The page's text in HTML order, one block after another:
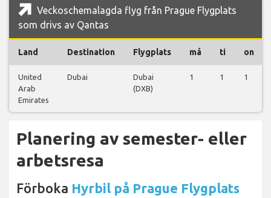
Veckoschemalagda flyg från Prague Flygplats
som drivs av Qantas
Land Destination Flygplats må ti on
United
Arab
Emirates
Dubai
Dubai
(DXB)
1 1 1
Planering av semester- eller
arbetsresa
Förboka Hyrbil på Prague Flygplats